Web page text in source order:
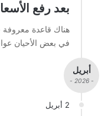
بعد رفع
هناك قاعدة معروفة
في بعض الأحيان
أبريل
- 2026 -
2 أبريل